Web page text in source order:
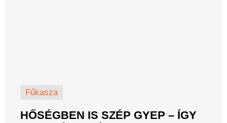
Fűkasza
HŐSÉGBEN IS SZÉP GYEP – ÍGY